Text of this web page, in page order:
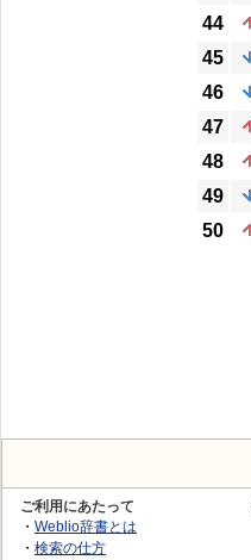
44
45
46
47
48
49
50
ご利用にあたって
・ Weblio辞書とは
・ 検索の仕方